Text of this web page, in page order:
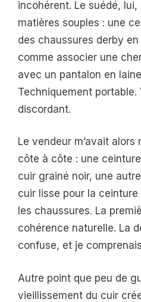
incohérent. Le suédé, lui,
matières souples : une
des chaussures derby en
comme associer une
avec un pantalon en
Techniquement portable.
discordant.
Le vendeur m’avait alors
côte à côte : une
cuir grainé noir, une
cuir lisse pour la
les chaussures. La
cohérence naturelle. La
confuse, et je
Autre point que peu de
vieillissement du cuir